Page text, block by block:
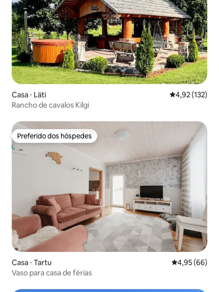
Casa ⋅ Läti 4,92 de uma
4,92 (132)
Rancho de cavalos Kilgi
Preferido dos hóspedes
Preferido dos hóspedes
Casa ⋅ Tartu 4,95 de uma
4,95 (66)
Vaso para casa de férias